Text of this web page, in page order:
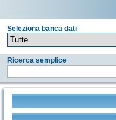
Seleziona banca dati
Ricerca semplice